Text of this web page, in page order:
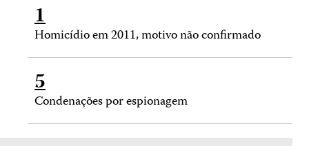
1
Homicídio em 2011, motivo não confirmado
5
Condenações por espionagem